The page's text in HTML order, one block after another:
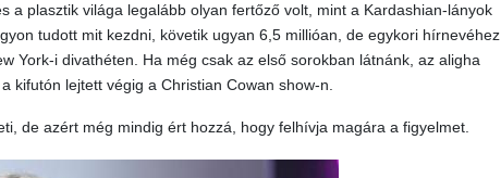
a plasztik világa legalább olyan fertőző volt, mint a Kardashian-lányok
tudott mit kezdni, követik ugyan 6,5 millióan, de egykori hírnevéhez
York-i divathéten. Ha még csak az első sorokban látnánk, az aligha
kifutón lejtett végig a Christian Cowan show-n.
de azért még mindig ért hozzá, hogy felhívja magára a figyelmet.